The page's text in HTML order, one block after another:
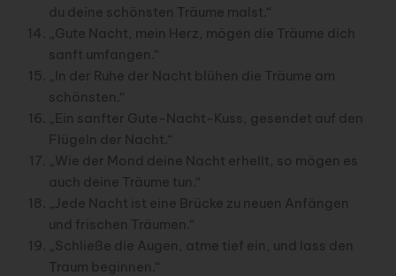
du deine schönsten Träume malst.“
„Gute Nacht, mein Herz, mögen die Träume dich
sanft umfangen.“
„In der Ruhe der Nacht blühen die Träume am
schönsten.“
„Ein sanfter Gute-Nacht-Kuss, gesendet auf den
Flügeln der Nacht.“
„Wie der Mond deine Nacht erhellt, so mögen es
auch deine Träume tun.“
„Jede Nacht ist eine Brücke zu neuen Anfängen
und frischen Träumen.“
„Schließe die Augen, atme tief ein, und lass den
Traum beginnen.“